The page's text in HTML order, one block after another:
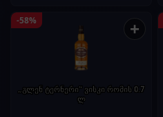
-58% +
„გლენ ტერნერი“ ვისკი რომის 0.7
ლ